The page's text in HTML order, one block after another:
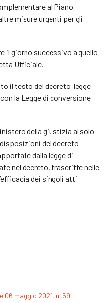
al Piano
misure urgenti per gli
il giorno successivo a quello
Ufficiale.
il testo del decreto-legge
la Legge di conversione
della giustizia al solo
del decreto-
dalla legge di
nel decreto, trascritte nelle
dei singoli atti
maggio 2021, n. 59